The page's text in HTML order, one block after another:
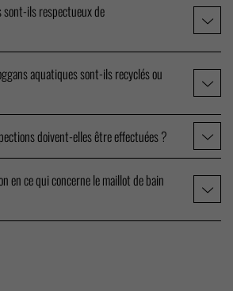
sont-ils respectueux de
aquatiques sont-ils recyclés ou
doivent-elles être effectuées ?
en ce qui concerne le maillot de bain